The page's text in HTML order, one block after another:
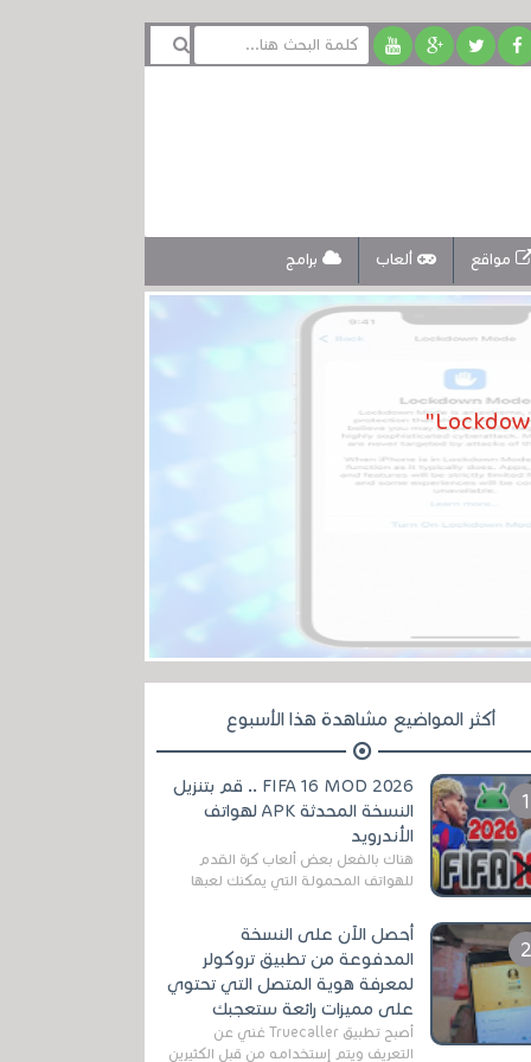
مواقع ألعاب برامج
أكثر المواضيع مشاهدة هذا الأسبوع
FIFA 16 MOD 2026 .. قم بتنزيل
النسخة المحدثة APK لهواتف
الأندرويد
هناك بالفعل بعض ألعاب كرة القدم
للهواتف المحمولة التي يمكنك لعبها
مثل EA Sports ...
أحصل الآن على النسخة
المدفوعة من تطبيق تروكولر
لمعرفة هوية المتصل التي تحتوي
على مميزات رائعة ستعجبك
أصبح تطبيق Truecaller غني عن
التعريف ويتم إستخدامه من قبل الكثيرين